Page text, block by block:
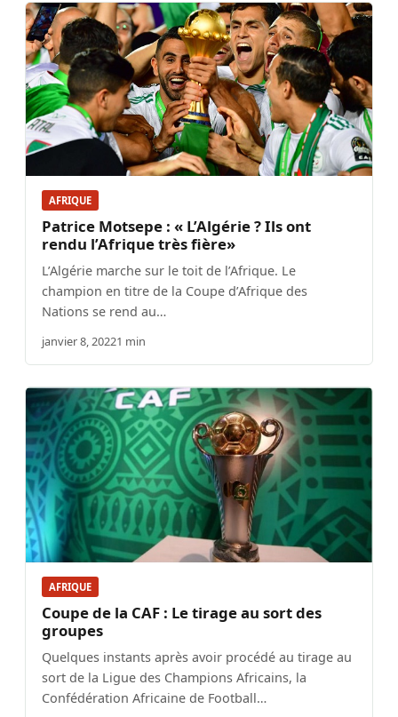
AFRIQUE
Patrice Motsepe : « L’Algérie ? Ils ont
rendu l’Afrique très fière»
L’Algérie marche sur le toit de l’Afrique. Le
champion en titre de la Coupe d’Afrique des
Nations se rend au…
janvier 8, 20221 min
AFRIQUE
Coupe de la CAF : Le tirage au sort des
groupes
Quelques instants après avoir procédé au tirage au
sort de la Ligue des Champions Africains, la
Confédération Africaine de Football…